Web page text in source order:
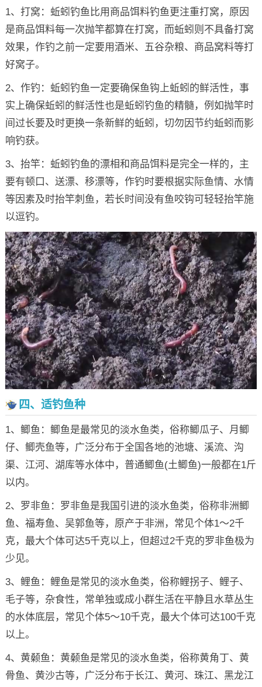
1、打窝：蚯蚓钓鱼比用商品饵料钓鱼更注重打窝，原因
是商品饵料每一次抛竿都算在打窝，而蚯蚓则不具备打窝
效果，作钓之前一定要用酒米、五谷杂粮、商品窝料等打
好窝子。
2、作钓：蚯蚓钓鱼一定要确保鱼钩上蚯蚓的鲜活性，事
实上确保蚯蚓的鲜活性也是蚯蚓钓鱼的精髓，例如抛竿时
间过长要及时更换一条新鲜的蚯蚓，切勿因节约蚯蚓而影
响钓获。
3、抬竿：蚯蚓钓鱼的漂相和商品饵料是完全一样的，主
要有顿口、送漂、移漂等，作钓时要根据实际鱼情、水情
等因素及时抬竿刺鱼，若长时间没有鱼咬钩可轻轻抬竿施
以逗钓。
四、适钓鱼种
1、鲫鱼：鲫鱼是最常见的淡水鱼类，俗称鲫瓜子、月鲫
仔、鲫壳鱼等，广泛分布于全国各地的池塘、溪流、沟
渠、江河、湖库等水体中，普通鲫鱼(土鲫鱼)一般都在1斤
以内。
2、罗非鱼：罗非鱼是我国引进的淡水鱼类，俗称非洲鲫
鱼、福寿鱼、吴郭鱼等，原产于非洲，常见个体1～2千
克，最大个体可达5千克以上，但超过2千克的罗非鱼极为
少见。
3、鲤鱼：鲤鱼是常见的淡水鱼类，俗称鲤拐子、鲤子、
毛子等，杂食性，常单独或成小群生活在平静且水草丛生
的水体底层，常见个体5～10千克，最大个体可达100千克
以上。
4、黄颡鱼：黄颡鱼是常见的淡水鱼类，俗称黄角丁、黄
骨鱼、黄沙古等，广泛分布于长江、黄河、珠江、黑龙江